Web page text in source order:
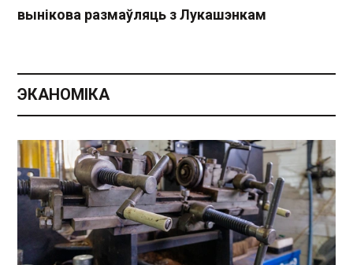
вынікова размаўляць з Лукашэнкам
ЭКАНОМІКА